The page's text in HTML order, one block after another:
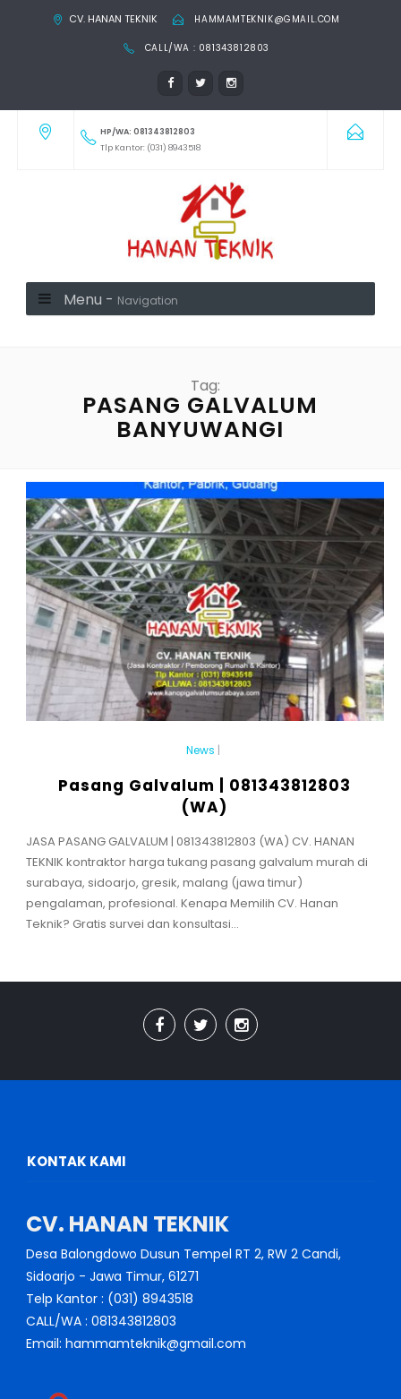
CV. HANAN TEKNIK HAMMAMTEKNIK@GMAIL.COM
CALL/WA : 081343812803
HP/WA: 081343812803
Tlp Kantor: (031) 8943518
Menu - Navigation
Tag:
PASANG GALVALUM
BANYUWANGI
News |
Pasang Galvalum | 081343812803
(WA)
JASA PASANG GALVALUM | 081343812803 (WA) CV. HANAN
TEKNIK kontraktor harga tukang pasang galvalum murah di
surabaya, sidoarjo, gresik, malang (jawa timur)
pengalaman, profesional. Kenapa Memilih CV. Hanan
Teknik? Gratis survei dan konsultasi...
KONTAK KAMI
CV. HANAN TEKNIK
Desa Balongdowo Dusun Tempel RT 2, RW 2 Candi,
Sidoarjo - Jawa Timur, 61271
Telp Kantor : (031) 8943518
CALL/WA : 081343812803
Email: hammamteknik@gmail.com